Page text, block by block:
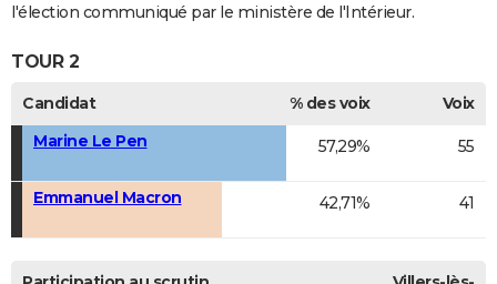
Bricolage
Lifestyle
Culture
Sport
Auto
Television
Voyage
Cinema
l'élection communiqué par le ministère de l'Intérieur.
TOUR 2
Candidat % des voix
Voix
Marine Le Pen
57,29% 55
Emmanuel Macron 42,71% 41